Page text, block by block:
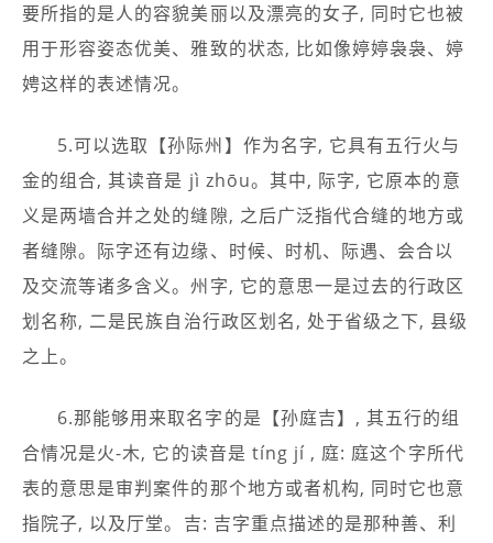
要所指的是人的容貌美丽以及漂亮的女子, 同时它也被
用于形容姿态优美、雅致的状态, 比如像婷婷袅袅、婷
娉这样的表述情况。
5.可以选取【孙际州】作为名字, 它具有五行火与
金的组合, 其读音是 jì zhōu。其中, 际字, 它原本的意
义是两墙合并之处的缝隙, 之后广泛指代合缝的地方或
者缝隙。际字还有边缘、时候、时机、际遇、会合以
及交流等诸多含义。州字, 它的意思一是过去的行政区
划名称, 二是民族自治行政区划名, 处于省级之下, 县级
之上。
6.那能够用来取名字的是【孙庭吉】, 其五行的组
合情况是火-木, 它的读音是 tíng jí , 庭: 庭这个字所代
表的意思是审判案件的那个地方或者机构, 同时它也意
指院子, 以及厅堂。吉: 吉字重点描述的是那种善、利